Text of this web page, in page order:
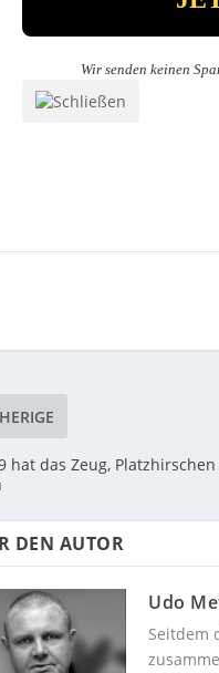
Wir senden keinen
hat das Zeug,
DEN AUTOR
Udo
Seitdem